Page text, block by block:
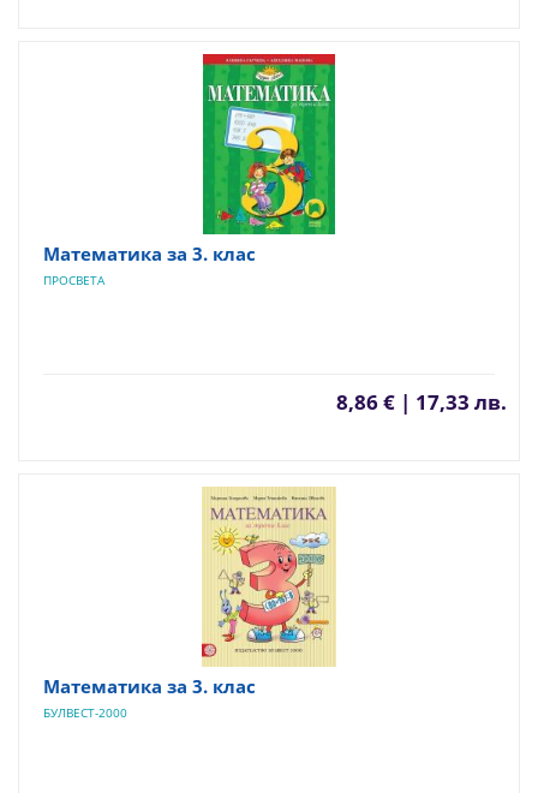
Математика за 3. клас
ПРОСВЕТА
8,86 € | 17,33 лв.
Математика за 3. клас
БУЛВЕСТ-2000